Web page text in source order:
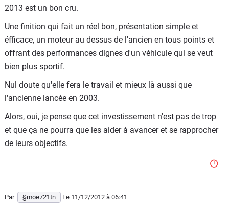
Moto
Marques
2013 est un bon cru.
Une finition qui fait un réel bon, présentation simple et
éfficace, un moteur au dessus de l'ancien en tous points et
offrant des performances dignes d'un véhicule qui se veut
bien plus sportif.
Nul doute qu'elle fera le travail et mieux là aussi que
l'ancienne lancée en 2003.
Alors, oui, je pense que cet investissement n'est pas de trop
et que ça ne pourra que les aider à avancer et se rapprocher
de leurs objectifs.
Par §moe721tn Le 11/12/2012 à 06:41